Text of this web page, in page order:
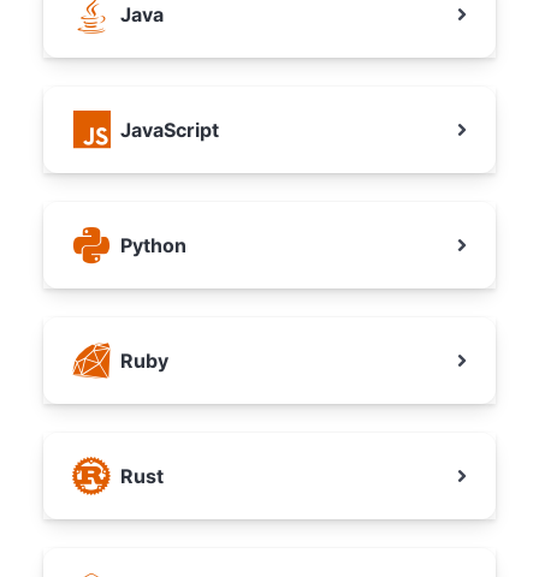
Java
JavaScript
Python
Ruby
Rust